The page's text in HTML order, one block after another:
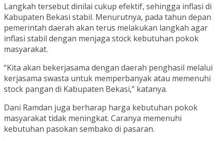
Langkah tersebut dinilai cukup efektif, sehingga inflasi di
Kabupaten Bekasi stabil. Menurutnya, pada tahun depan
pemerintah daerah akan terus melakukan langkah agar
inflasi stabil dengan menjaga stock kebutuhan pokok
masyarakat.
“Kita akan bekerjasama dengan daerah penghasil melalui
kerjasama swasta untuk memperbanyak atau memenuhi
stock pangan di Kabupaten Bekasi,” katanya.
Dani Ramdan juga berharap harga kebutuhan pokok
masyarakat tidak meningkat. Caranya memenuhi
kebutuhan pasokan sembako di pasaran.